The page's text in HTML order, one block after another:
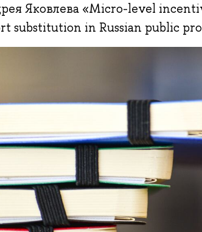
Яковлева «Micro-level
substitution in Russian public